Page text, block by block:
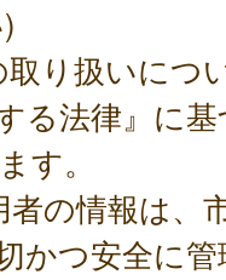
り扱いにつ
る法律』に
す。
の情報は、
かつ安全に